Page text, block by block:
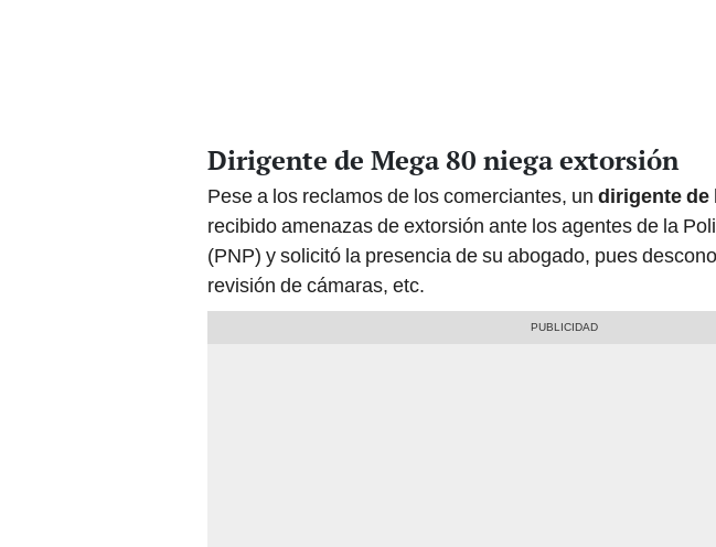
Dirigente de Mega 80 niega extorsión
Pese a los reclamos de los comerciantes, un dirigente de
recibido amenazas de extorsión ante los agentes de la
(PNP) y solicitó la presencia de su abogado, pues
revisión de cámaras, etc.